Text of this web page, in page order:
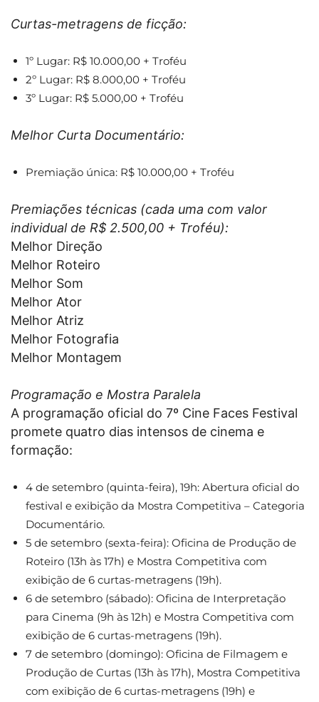
Curtas-metragens de ficção:
1º Lugar: R$ 10.000,00 + Troféu
2º Lugar: R$ 8.000,00 + Troféu
3º Lugar: R$ 5.000,00 + Troféu
Melhor Curta Documentário:
Premiação única: R$ 10.000,00 + Troféu
Premiações técnicas (cada uma com valor
individual de R$ 2.500,00 + Troféu):
Melhor Direção
Melhor Roteiro
Melhor Som
Melhor Ator
Melhor Atriz
Melhor Fotografia
Melhor Montagem
Programação e Mostra Paralela
A programação oficial do 7º Cine Faces Festival
promete quatro dias intensos de cinema e
formação:
4 de setembro (quinta-feira), 19h: Abertura oficial do
festival e exibição da Mostra Competitiva – Categoria
Documentário.
5 de setembro (sexta-feira): Oficina de Produção de
Roteiro (13h às 17h) e Mostra Competitiva com
exibição de 6 curtas-metragens (19h).
6 de setembro (sábado): Oficina de Interpretação
para Cinema (9h às 12h) e Mostra Competitiva com
exibição de 6 curtas-metragens (19h).
7 de setembro (domingo): Oficina de Filmagem e
Produção de Curtas (13h às 17h), Mostra Competitiva
com exibição de 6 curtas-metragens (19h) e